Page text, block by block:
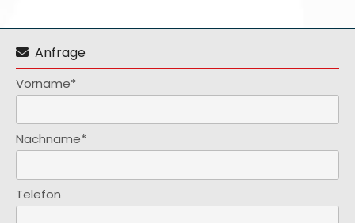
 Anfrage
Vorname*
Nachname*
Telefon